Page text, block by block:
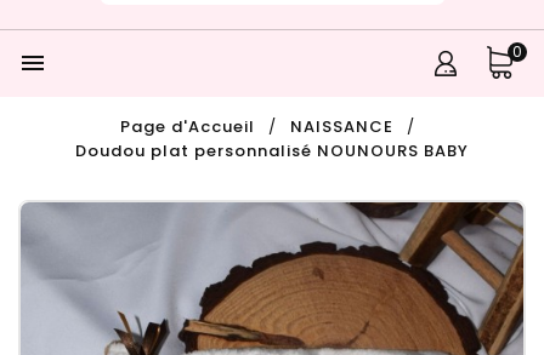
 0
Page d'Accueil
NAISSANCE
Doudou plat personnalisé NOUNOURS BABY